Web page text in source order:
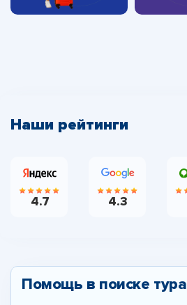
Наши рейтинги
4.7 4.3
Помощь в поиске тура